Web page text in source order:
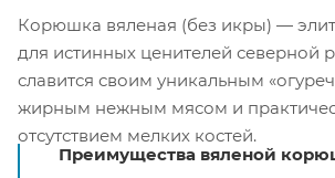
Корюшка вяленая (без икры) —
для истинных ценителей северной
славится своим уникальным
жирным нежным мясом и
отсутствием мелких костей.
Преимущества вяленой